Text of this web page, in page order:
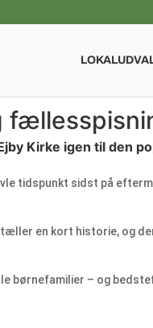
Kirke igen til
tidspunkt sidst på
en kort historie, og
børnefamilier – og